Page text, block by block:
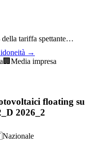
della tariffa spettante…
→
🏢 Media impresa
floating su
2026_2
Nazionale